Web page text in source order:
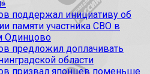
поддержал инициативу об
памяти участника СВО в
Одинцово
предложил доплачивать
области
призвал японцев поменьше